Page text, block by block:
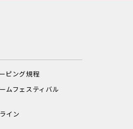
ピング規程
ムフェスティバル
イン